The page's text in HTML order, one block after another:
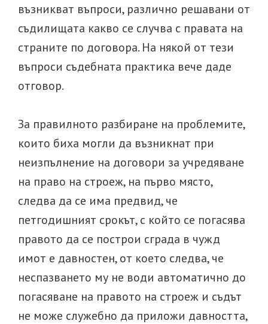
възникват въпроси, различно решавани от
съдилищата какво се случва с правата на
страните по договора. На някой от тези
въпроси съдебната практика вече даде
отговор.
За правилното разбиране на проблемите,
които биха могли да възникнат при
неизпълнение на договори за учредяване
на право на строеж, на първо място,
следва да се има предвид, че
петгодишният срокът, с който се погасява
правото да се построи сграда в чужд
имот е давностен, от което следва, че
неспазването му не води автоматично до
погасяване на правото на строеж и съдът
не може служебно да приложи давността,